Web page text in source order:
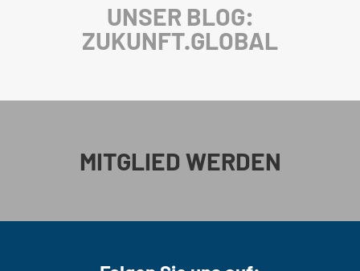
UNSER BLOG:
ZUKUNFT.GLOBAL
MITGLIED WERDEN